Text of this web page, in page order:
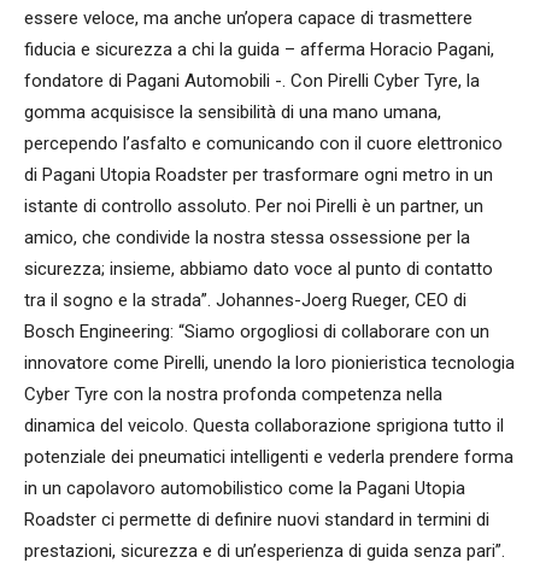
essere veloce, ma anche un’opera capace di trasmettere
fiducia e sicurezza a chi la guida – afferma Horacio Pagani,
fondatore di Pagani Automobili -. Con Pirelli Cyber Tyre, la
gomma acquisisce la sensibilità di una mano umana,
percependo l’asfalto e comunicando con il cuore elettronico
di Pagani Utopia Roadster per trasformare ogni metro in un
istante di controllo assoluto. Per noi Pirelli è un partner, un
amico, che condivide la nostra stessa ossessione per la
sicurezza; insieme, abbiamo dato voce al punto di contatto
tra il sogno e la strada”. Johannes-Joerg Rueger, CEO di
Bosch Engineering: “Siamo orgogliosi di collaborare con un
innovatore come Pirelli, unendo la loro pionieristica tecnologia
Cyber Tyre con la nostra profonda competenza nella
dinamica del veicolo. Questa collaborazione sprigiona tutto il
potenziale dei pneumatici intelligenti e vederla prendere forma
in un capolavoro automobilistico come la Pagani Utopia
Roadster ci permette di definire nuovi standard in termini di
prestazioni, sicurezza e di un’esperienza di guida senza pari”.